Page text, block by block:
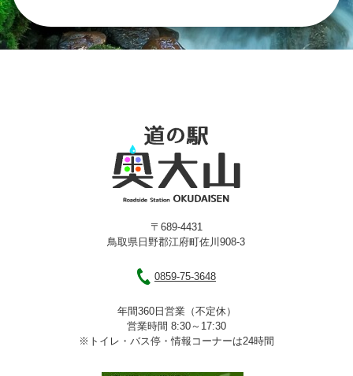
〒689-4431
鳥取県日野郡江府町佐川908-3
0859-75-3648
年間360日営業（不定休）
営業時間 8:30～17:30
※トイレ・バス停・情報コーナーは24時間